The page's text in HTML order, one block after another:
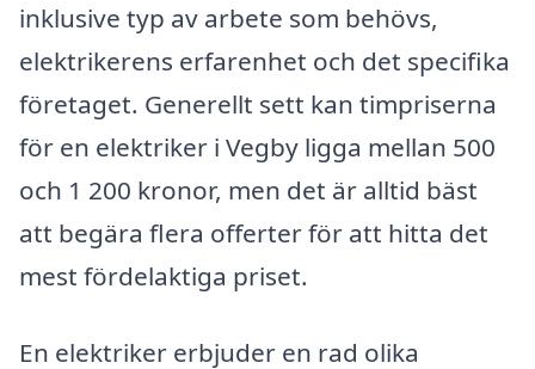
inklusive typ av arbete som behövs,
elektrikerens erfarenhet och det specifika
företaget. Generellt sett kan timpriserna
för en elektriker i Vegby ligga mellan 500
och 1 200 kronor, men det är alltid bäst
att begära flera offerter för att hitta det
mest fördelaktiga priset.
En elektriker erbjuder en rad olika